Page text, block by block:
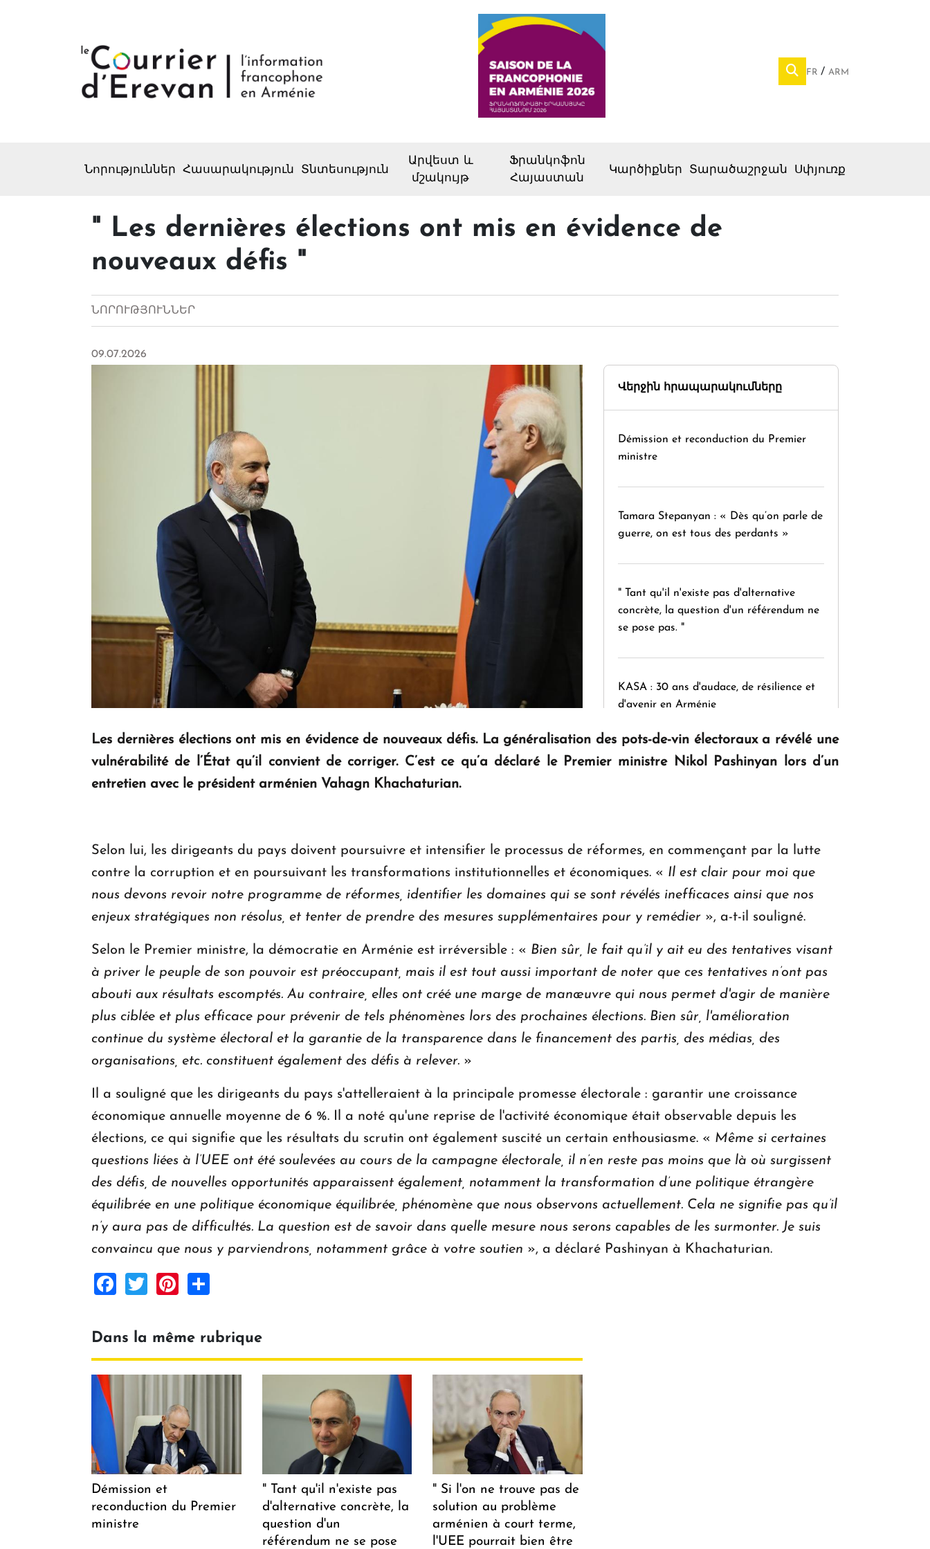
FR ARM
Նորություններ Հասարակություն Տնտեսություն
Արվեստ և
մշակույթ
Ֆրանկոֆոն
Հայաստան
Կարծիքներ Տարածաշրջան Սփյուռք
" Les dernières élections ont mis en évidence de
nouveaux défis "
ՆՈՐՈՒԹՅՈՒՆՆԵՐ
09.07.2026
Վերջին հրապարակումները
Démission et reconduction du Premier
ministre
Tamara Stepanyan : « Dès qu’on parle de
guerre, on est tous des perdants »
" Tant qu'il n'existe pas d'alternative
concrète, la question d'un référendum ne
se pose pas. "
KASA : 30 ans d'audace, de résilience et
d'avenir en Arménie
Le premier hôtel Hyatt Regency
Les dernières élections ont mis en évidence de nouveaux défis. La généralisation des pots-de-vin électoraux a révélé une
vulnérabilité de l’État qu’il convient de corriger. C’est ce qu’a déclaré le Premier ministre Nikol Pashinyan lors d’un
entretien avec le président arménien Vahagn Khachaturian.
Selon lui, les dirigeants du pays doivent poursuivre et intensifier le processus de réformes, en commençant par la lutte
contre la corruption et en poursuivant les transformations institutionnelles et économiques. « Il est clair pour moi que
nous devons revoir notre programme de réformes, identifier les domaines qui se sont révélés inefficaces ainsi que nos
enjeux stratégiques non résolus, et tenter de prendre des mesures supplémentaires pour y remédier », a-t-il souligné.
Selon le Premier ministre, la démocratie en Arménie est irréversible : « Bien sûr, le fait qu’il y ait eu des tentatives visant
à priver le peuple de son pouvoir est préoccupant, mais il est tout aussi important de noter que ces tentatives n’ont pas
abouti aux résultats escomptés. Au contraire, elles ont créé une marge de manœuvre qui nous permet d'agir de manière
plus ciblée et plus efficace pour prévenir de tels phénomènes lors des prochaines élections. Bien sûr, l'amélioration
continue du système électoral et la garantie de la transparence dans le financement des partis, des médias, des
organisations, etc. constituent également des défis à relever. »
Il a souligné que les dirigeants du pays s'attelleraient à la principale promesse électorale : garantir une croissance
économique annuelle moyenne de 6 %. Il a noté qu'une reprise de l'activité économique était observable depuis les
élections, ce qui signifie que les résultats du scrutin ont également suscité un certain enthousiasme. « Même si certaines
questions liées à l’UEE ont été soulevées au cours de la campagne électorale, il n’en reste pas moins que là où surgissent
des défis, de nouvelles opportunités apparaissent également, notamment la transformation d’une politique étrangère
équilibrée en une politique économique équilibrée, phénomène que nous observons actuellement. Cela ne signifie pas qu’il
n’y aura pas de difficultés. La question est de savoir dans quelle mesure nous serons capables de les surmonter. Je suis
convaincu que nous y parviendrons, notamment grâce à votre soutien », a déclaré Pashinyan à Khachaturian.
Facebook
TwitterPinterest
Dans la même rubrique
Démission et
reconduction du Premier
ministre
" Tant qu'il n'existe pas
d'alternative concrète, la
question d'un
référendum ne se pose
" Si l'on ne trouve pas de
solution au problème
arménien à court terme,
l'UEE pourrait bien être